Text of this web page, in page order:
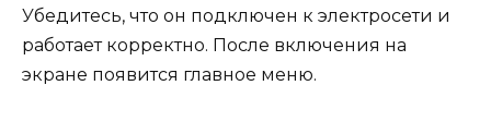
Убедитесь, что он подключен к электросети и
работает корректно. После включения на
экране появится главное меню.